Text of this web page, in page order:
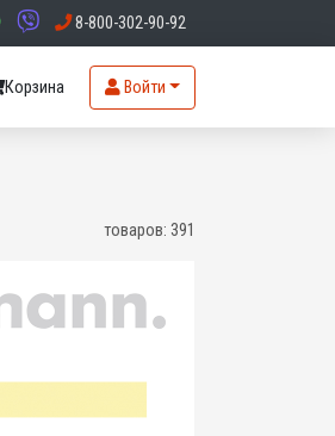
8-800-302-90-92
Корзина Войти
товаров: 391